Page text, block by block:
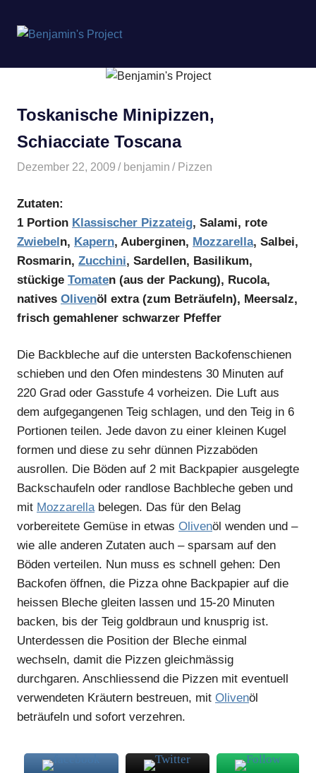
springen
Project
Toskanische Minipizzen,
Schiacciate Toscana
Dezember 22, 2009 benjamin Pizzen
Zutaten:
1 Portion Klassischer Pizzateig, Salami, rote
Zwiebeln, Kapern, Auberginen, Mozzarella, Salbei,
Rosmarin, Zucchini, Sardellen, Basilikum,
stückige Tomaten (aus der Packung), Rucola,
natives Olivenöl extra (zum Beträufeln), Meersalz,
frisch gemahlener schwarzer Pfeffer
Die Backbleche auf die untersten Backofenschienen
schieben und den Ofen mindestens 30 Minuten auf
220 Grad oder Gasstufe 4 vorheizen. Die Luft aus
dem aufgegangenen Teig schlagen, und den Teig in 6
Portionen teilen. Jede davon zu einer kleinen Kugel
formen und diese zu sehr dünnen Pizzaböden
ausrollen. Die Böden auf 2 mit Backpapier ausgelegte
Backschaufeln oder randlose Bachbleche geben und
mit Mozzarellabelegen. Das für den Belag
vorbereitete Gemüse in etwas Olivenöl wenden und –
wie alle anderen Zutaten auch – sparsam auf den
Böden verteilen. Nun muss es schnell gehen: Den
Backofen öffnen, die Pizza ohne Backpapier auf die
heissen Bleche gleiten lassen und 15-20 Minuten
backen, bis der Teig goldbraun und knusprig ist.
Unterdessen die Position der Bleche einmal
wechseln, damit die Pizzen gleichmässig
durchgaren. Anschliessend die Pizzen mit eventuell
verwendeten Kräutern bestreuen, mit Olivenöl
beträufeln und sofort verzehren.